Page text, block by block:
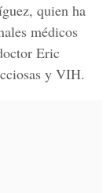
quien ha
médicos
Eric
y VIH.